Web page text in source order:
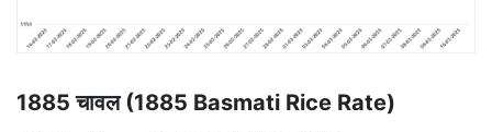
1885 चावल (1885 Basmati Rice Rate)